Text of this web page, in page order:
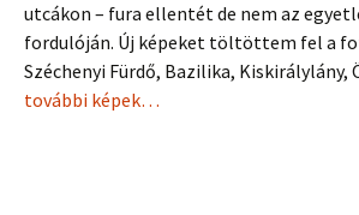
utcákon – fura ellentét de nem az
fordulóján. Új képeket töltöttem fel a
Széchenyi Fürdő, Bazilika,
további képek…